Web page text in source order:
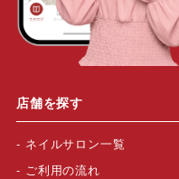
店舗を探す
ネイルサロン一覧
ご利用の流れ